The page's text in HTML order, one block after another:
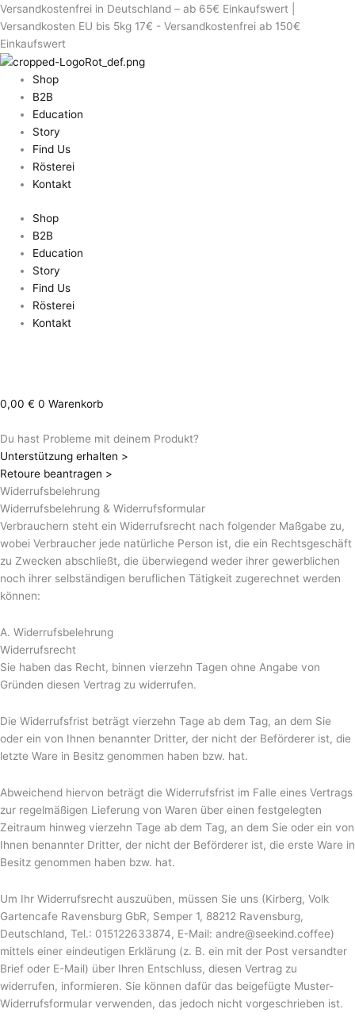
Versandkostenfrei in Deutschland – ab 65€ Einkaufswert |
Versandkosten EU bis 5kg 17€ - Versandkostenfrei ab 150€
Einkaufswert
Shop
B2B
Education
Story
Find Us
Rösterei
Kontakt
Shop
B2B
Education
Story
Find Us
Rösterei
Kontakt
0,00 € 0 Warenkorb
Du hast Probleme mit deinem Produkt?
Unterstützung erhalten >
Retoure beantragen >
Widerrufsbelehrung
Widerrufsbelehrung & Widerrufsformular
Verbrauchern steht ein Widerrufsrecht nach folgender Maßgabe zu,
wobei Verbraucher jede natürliche Person ist, die ein Rechtsgeschäft
zu Zwecken abschließt, die überwiegend weder ihrer gewerblichen
noch ihrer selbständigen beruflichen Tätigkeit zugerechnet werden
können:
A. Widerrufsbelehrung
Widerrufsrecht
Sie haben das Recht, binnen vierzehn Tagen ohne Angabe von
Gründen diesen Vertrag zu widerrufen.
Die Widerrufsfrist beträgt vierzehn Tage ab dem Tag, an dem Sie
oder ein von Ihnen benannter Dritter, der nicht der Beförderer ist, die
letzte Ware in Besitz genommen haben bzw. hat.
Abweichend hiervon beträgt die Widerrufsfrist im Falle eines Vertrags
zur regelmäßigen Lieferung von Waren über einen festgelegten
Zeitraum hinweg vierzehn Tage ab dem Tag, an dem Sie oder ein von
Ihnen benannter Dritter, der nicht der Beförderer ist, die erste Ware in
Besitz genommen haben bzw. hat.
Um Ihr Widerrufsrecht auszuüben, müssen Sie uns (Kirberg, Volk
Gartencafe Ravensburg GbR, Semper 1, 88212 Ravensburg,
Deutschland, Tel.: 015122633874, E-Mail: andre@seekind.coffee)
mittels einer eindeutigen Erklärung (z. B. ein mit der Post versandter
Brief oder E-Mail) über Ihren Entschluss, diesen Vertrag zu
widerrufen, informieren. Sie können dafür das beigefügte Muster-
Widerrufsformular verwenden, das jedoch nicht vorgeschrieben ist.
Erforderlich
Erforderlich Erforderlich